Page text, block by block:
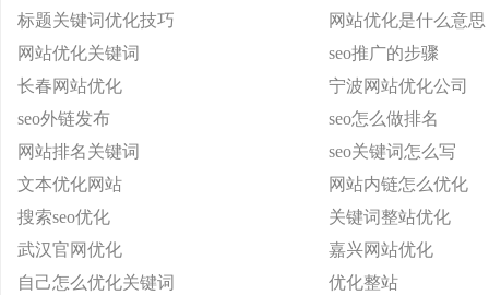
标题关键词优化技巧
网站优化是什么意思
网站优化关键词
seo推广的步骤
长春网站优化
宁波网站优化公司
seo外链发布
seo怎么做排名
网站排名关键词
seo关键词怎么写
文本优化网站
网站内链怎么优化
搜索seo优化
关键词整站优化
武汉官网优化
嘉兴网站优化
自己怎么优化关键词
优化整站